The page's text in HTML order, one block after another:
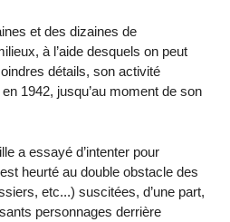
et des dizaines de
à l’aide desquels on peut
détails, son activité
1942, jusqu’au moment de son
a essayé d’intenter pour
heurté au double obstacle des
etc...) suscitées, d’une part,
personnages derrière